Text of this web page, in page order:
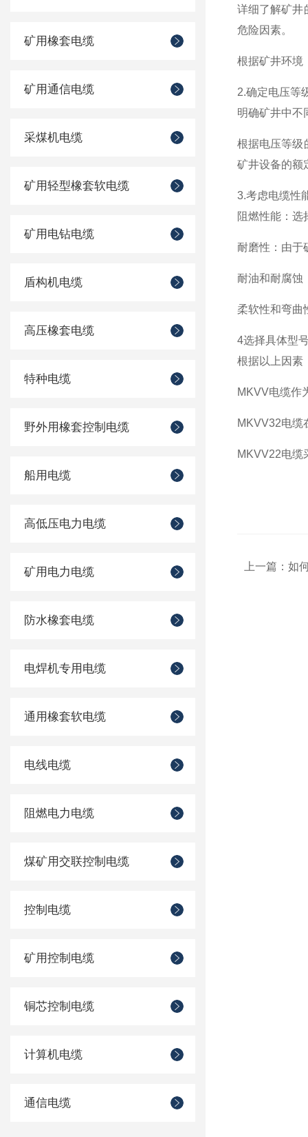
矿用橡套电缆
矿用通信电缆
采煤机电缆
矿用轻型橡套软电缆
矿用电钻电缆
盾构机电缆
高压橡套电缆
特种电缆
野外用橡套控制电缆
船用电缆
高低压电力电缆
矿用电力电缆
防水橡套电缆
电焊机专用电缆
通用橡套软电缆
电线电缆
阻燃电力电缆
煤矿用交联控制电缆
控制电缆
矿用控制电缆
铜芯控制电缆
计算机电缆
通信电缆
详细了解矿井
危险因素。
根据矿井环境
‌2.确定电压等
明确矿井中不
根据电压等级
矿井设备的额
3‌.考虑电缆性
阻燃性能：选
耐磨性 ：由
耐油和耐腐蚀
柔软性和弯曲
4‌选择具体型
根据以上因素
MKVV电缆作
MKVV32电缆
MKVV22电缆
上一篇： 如